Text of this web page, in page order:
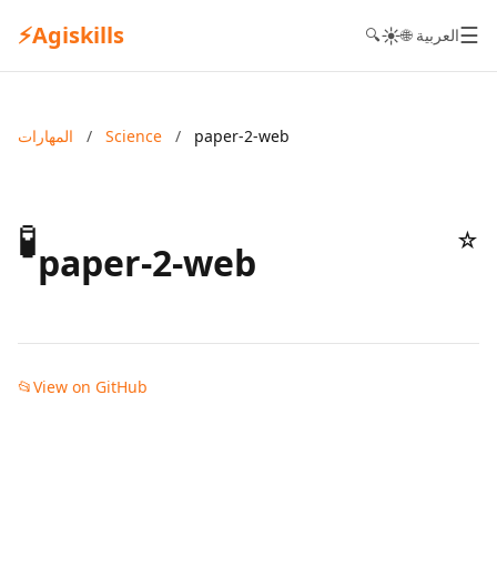
⚡Agiskills 🔍☀️ 🌐 العربية☰
المهارات / Science / paper-2-web
🧪paper-2-web ☆
📂View on GitHub